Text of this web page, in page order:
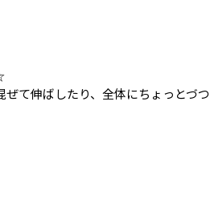
て伸ばしたり、全体にちょっとづ